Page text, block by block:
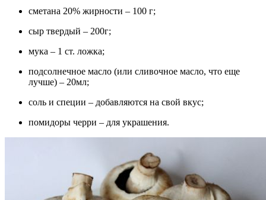
сметана 20% жирности – 100 г;
сыр твердый – 200г;
мука – 1 ст. ложка;
подсолнечное масло (или сливочное масло, что еще
лучше) – 20мл;
соль и специи – добавляются на свой вкус;
помидоры черри – для украшения.